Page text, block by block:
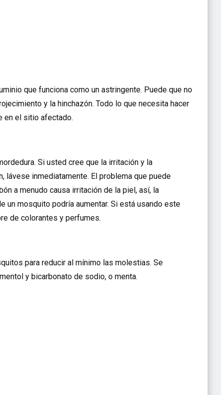
que funciona como un astringente. Puede que no
y la hinchazón. Todo lo que necesita hacer
en el sitio afectado.
Si usted cree que la irritación y la
lávese inmediatamente. El problema que puede
a menudo causa irritación de la piel, así, la
un mosquito podría aumentar. Si está usando este
de colorantes y perfumes.
para reducir al mínimo las molestias. Se
y bicarbonato de sodio, o menta.